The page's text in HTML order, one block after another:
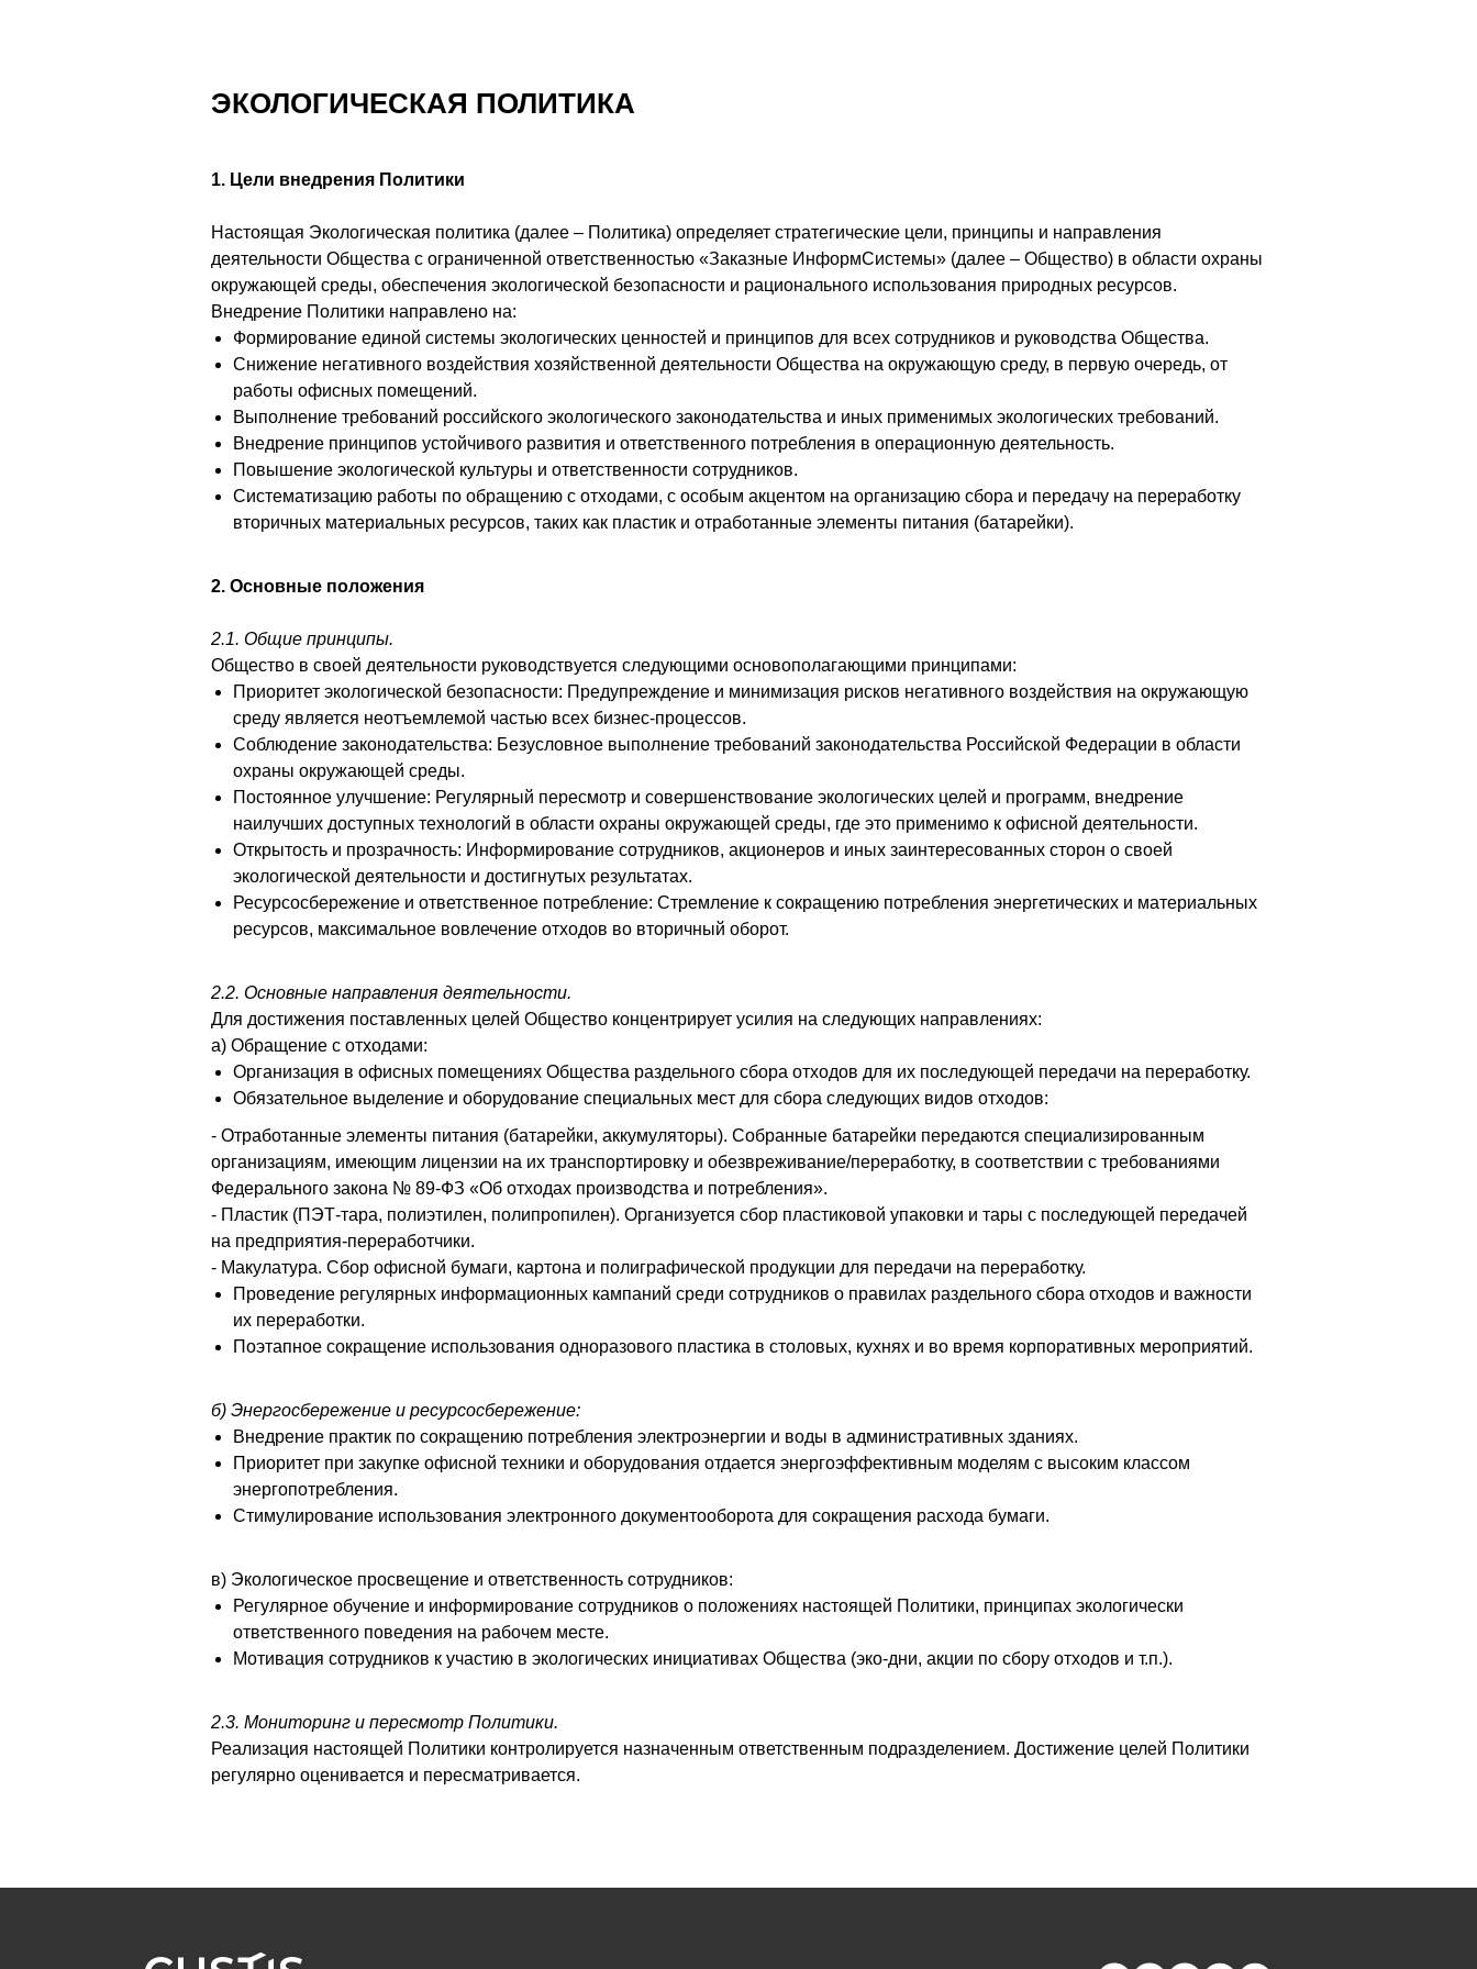
ЭКОЛОГИЧЕСКАЯ ПОЛИТИКА
1. Цели внедрения Политики
Настоящая Экологическая политика (далее – Политика) определяет стратегические цели, принципы и направления
деятельности Общества с ограниченной ответственностью «Заказные ИнформСистемы» (далее – Общество) в области охраны
окружающей среды, обеспечения экологической безопасности и рационального использования природных ресурсов.
Внедрение Политики направлено на:
Формирование единой системы экологических ценностей и принципов для всех сотрудников и руководства Общества.
Снижение негативного воздействия хозяйственной деятельности Общества на окружающую среду, в первую очередь, от
работы офисных помещений.
Выполнение требований российского экологического законодательства и иных применимых экологических требований.
Внедрение принципов устойчивого развития и ответственного потребления в операционную деятельность.
Повышение экологической культуры и ответственности сотрудников.
Систематизацию работы по обращению с отходами, с особым акцентом на организацию сбора и передачу на переработку
вторичных материальных ресурсов, таких как пластик и отработанные элементы питания (батарейки).
2. Основные положения
2.1. Общие принципы.
Общество в своей деятельности руководствуется следующими основополагающими принципами:
Приоритет экологической безопасности: Предупреждение и минимизация рисков негативного воздействия на окружающую
среду является неотъемлемой частью всех бизнес-процессов.
Соблюдение законодательства: Безусловное выполнение требований законодательства Российской Федерации в области
охраны окружающей среды.
Постоянное улучшение: Регулярный пересмотр и совершенствование экологических целей и программ, внедрение
наилучших доступных технологий в области охраны окружающей среды, где это применимо к офисной деятельности.
Открытость и прозрачность: Информирование сотрудников, акционеров и иных заинтересованных сторон о своей
экологической деятельности и достигнутых результатах.
Ресурсосбережение и ответственное потребление: Стремление к сокращению потребления энергетических и материальных
ресурсов, максимальное вовлечение отходов во вторичный оборот.
2.2. Основные направления деятельности.
Для достижения поставленных целей Общество концентрирует усилия на следующих направлениях:
а) Обращение с отходами:
Организация в офисных помещениях Общества раздельного сбора отходов для их последующей передачи на переработку.
Обязательное выделение и оборудование специальных мест для сбора следующих видов отходов:
- Отработанные элементы питания (батарейки, аккумуляторы). Собранные батарейки передаются специализированным
организациям, имеющим лицензии на их транспортировку и обезвреживание/переработку, в соответствии с требованиями
Федерального закона № 89-ФЗ «Об отходах производства и потребления».
- Пластик (ПЭТ-тара, полиэтилен, полипропилен). Организуется сбор пластиковой упаковки и тары с последующей передачей
на предприятия-переработчики.
- Макулатура. Сбор офисной бумаги, картона и полиграфической продукции для передачи на переработку.
Проведение регулярных информационных кампаний среди сотрудников о правилах раздельного сбора отходов и важности
их переработки.
Поэтапное сокращение использования одноразового пластика в столовых, кухнях и во время корпоративных мероприятий.
б) Энергосбережение и ресурсосбережение:
Внедрение практик по сокращению потребления электроэнергии и воды в административных зданиях.
Приоритет при закупке офисной техники и оборудования отдается энергоэффективным моделям с высоким классом
энергопотребления.
Стимулирование использования электронного документооборота для сокращения расхода бумаги.
в) Экологическое просвещение и ответственность сотрудников:
Регулярное обучение и информирование сотрудников о положениях настоящей Политики, принципах экологически
ответственного поведения на рабочем месте.
Мотивация сотрудников к участию в экологических инициативах Общества (эко-дни, акции по сбору отходов и т.п.).
2.3. Мониторинг и пересмотр Политики.
Реализация настоящей Политики контролируется назначенным ответственным подразделением. Достижение целей Политики
регулярно оценивается и пересматривается.